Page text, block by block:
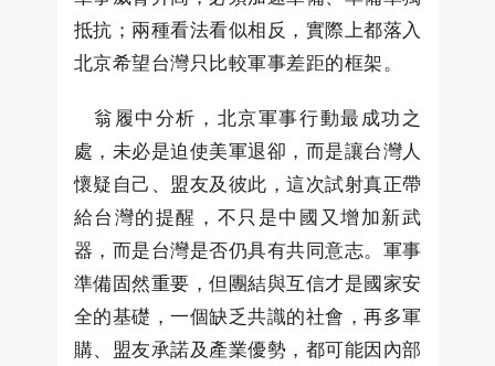
抵抗；兩種看法看似相反，實際上都落入
北京希望台灣只比較軍事差距的框架。
翁履中分析，北京軍事行動最成功之
處，未必是迫使美軍退卻，而是讓台灣人
懷疑自己、盟友及彼此，這次試射真正帶
給台灣的提醒，不只是中國又增加新武
器，而是台灣是否仍具有共同意志。軍事
準備固然重要，但團結與互信才是國家安
全的基礎，一個缺乏共識的社會，再多軍
購、盟友承諾及產業優勢，都可能因內部